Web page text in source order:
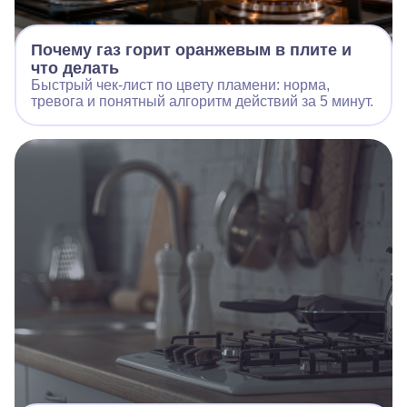
Почему газ горит оранжевым в плите и
что делать
Быстрый чек‑лист по цвету пламени: норма,
тревога и понятный алгоритм действий за 5 минут.